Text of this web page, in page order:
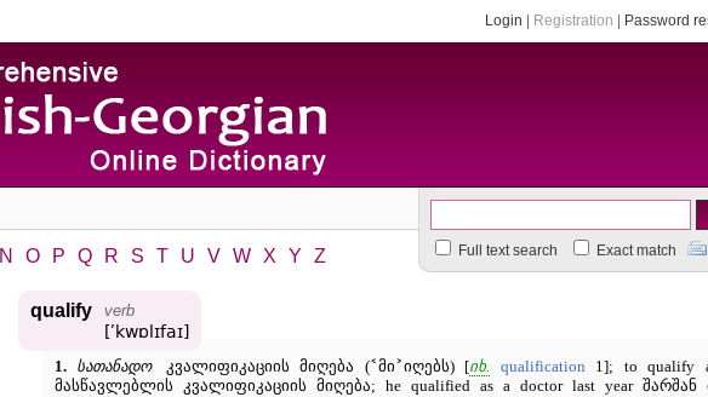
Login Registration Password
Full text search Exact match
N O P Q R S T U V W X Y Z
qualify verb
[ʹkwɒlɪfaɪ]
1. სათანადო კვალიფიკაციის მიღება (˂მი˃იღებს) [იხ. qualification 1]; to qualify
მასწავლებლის კვალიფიკაციის მიღება; he qualified as a doctor last year შარშან